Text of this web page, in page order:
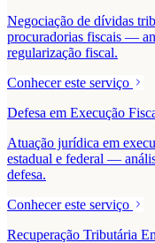
Negociação de dívidas
procuradorias fiscais —
regularização fiscal.
Conhecer este serviço
Defesa em Execução
Atuação jurídica em
estadual e federal —
defesa.
Conhecer este serviço
Recuperação Tributária